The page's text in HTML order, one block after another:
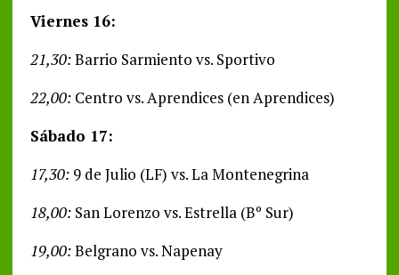
Viernes 16:
21,30:Barrio Sarmiento vs. Sportivo
22,00:Centro vs. Aprendices (en Aprendices)
Sábado 17:
17,30:9 de Julio (LF) vs. La Montenegrina
18,00:San Lorenzo vs. Estrella (Bº Sur)
19,00:Belgrano vs. Napenay